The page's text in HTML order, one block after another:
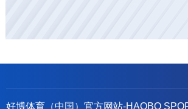
好博体育（中国）官方网站-HAOBO